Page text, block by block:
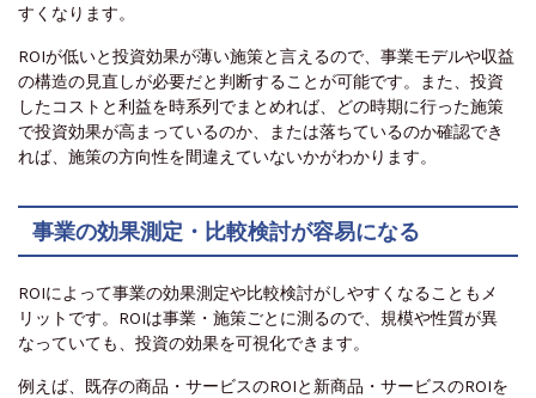
すくなります。
ROIが低いと投資効果が薄い施策と言えるので、事業モデルや収益
の構造の見直しが必要だと判断することが可能です。また、投資
したコストと利益を時系列でまとめれば、どの時期に行った施策
で投資効果が高まっているのか、または落ちているのか確認でき
れば、施策の方向性を間違えていないかがわかります。
事業の効果測定・比較検討が容易になる
ROIによって事業の効果測定や比較検討がしやすくなることもメ
リットです。ROIは事業・施策ごとに測るので、規模や性質が異
なっていても、投資の効果を可視化できます。
例えば、既存の商品・サービスのROIと新商品・サービスのROIを